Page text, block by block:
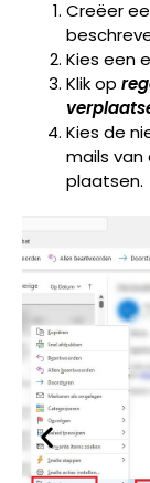
Creëer
Kies een
Klik op
Kies de
mails
plaatsen.